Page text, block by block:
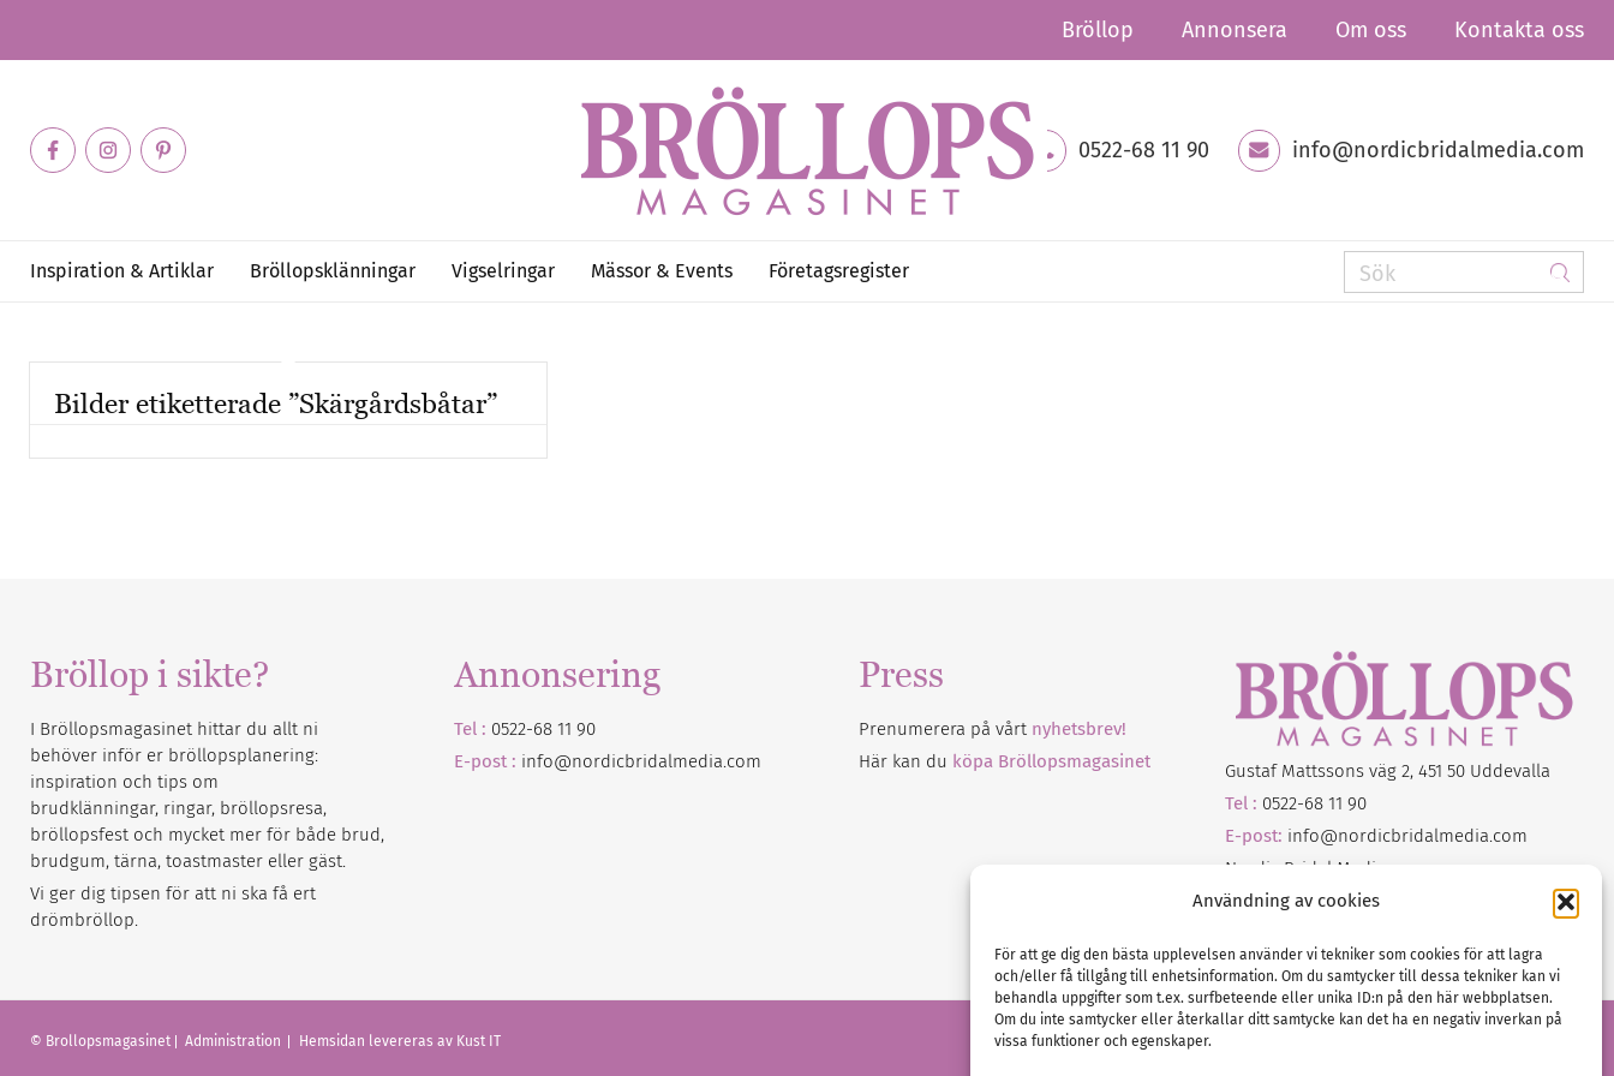
Användning av cookies
För att ge dig den bästa upplevelsen använder vi tekniker som cookies för att lagra
och/eller få tillgång till enhetsinformation. Om du samtycker till dessa tekniker kan vi
behandla uppgifter som t.ex. surfbeteende eller unika ID:n på den här webbplatsen.
Om du inte samtycker eller återkallar ditt samtycke kan det ha en negativ inverkan på
vissa funktioner och egenskaper.
Bröllop Annonsera Om oss Kontakta oss
0522-68 11 90 info@nordicbridalmedia.com
Inspiration & Artiklar Bröllopsklänningar Vigselringar Mässor & Events Företagsregister
Bilder etiketterade ”Skärgårdsbåtar”
Bröllop i sikte?
I Bröllopsmagasinet hittar du allt ni
behöver inför er bröllopsplanering:
inspiration och tips om
brudklänningar, ringar, bröllopsresa,
bröllopsfest och mycket mer för både brud,
brudgum, tärna, toastmaster eller gäst.
Vi ger dig tipsen för att ni ska få ert
drömbröllop.
Annonsering
Tel : 0522-68 11 90
E-post : info@nordicbridalmedia.com
Press
Prenumerera på vårt nyhetsbrev!
Här kan du köpa Bröllopsmagasinet
Gustaf Mattssons väg 2, 451 50 Uddevalla
Tel : 0522-68 11 90
E-post: info@nordicbridalmedia.com
Nordic Bridal Media
(c) All rights reserved.
© Brollopsmagasinet Administration Hemsidan levereras av Kust IT